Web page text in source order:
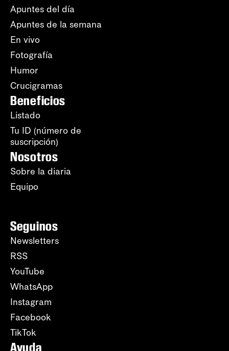
Apuntes del día
Apuntes de la semana
En vivo
Fotografía
Humor
Crucigramas
Beneficios
Listado
Tu ID (número de
suscripción)
Nosotros
Sobre la diaria
Equipo
Seguinos
Newsletters
RSS
YouTube
WhatsApp
Instagram
Facebook
TikTok
Ayuda